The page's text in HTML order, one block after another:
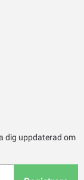
dig uppdaterad om